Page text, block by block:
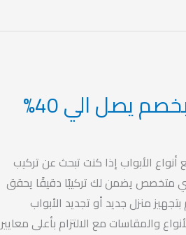
يصل الي 40%
الأبواب إذا كنت تبحث عن تركيب
فني متخصص يضمن لك تركيبًا دقيقًا يحقق
منزل جديد أو تجديد الأبواب
والمقاسات مع الالتزام بأعلى معايير